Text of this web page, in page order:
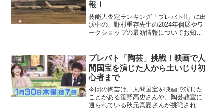
報！
芸能人査定ランキング「プレバト!!」に出
演中の、野村重存先生の2024年個展やワ
ークショップの最新情報についてお知ら
野村重存先生による『初めての水彩画入
門～富士山...
芸能
プレバト「陶芸」挑戦！映画で人
間国宝を演じた人から土いじり初
心者まで
今回の陶芸は、人間国宝を映画で演じた
ことがある笹野高史さんや、陶芸教室に
通られている秋元真夏さんが挑戦され、